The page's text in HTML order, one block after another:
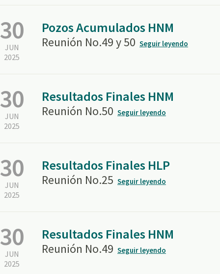
30
JUN
2025
Pozos Acumulados HNM
Reunión No.49 y 50 Seguir leyendo
30
JUN
2025
Resultados Finales HNM
Reunión No.50 Seguir leyendo
30
JUN
2025
Resultados Finales HLP
Reunión No.25 Seguir leyendo
30
JUN
2025
Resultados Finales HNM
Reunión No.49 Seguir leyendo